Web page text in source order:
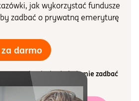
jak wykorzystać fundusze
zadbać o prywatną emeryturę
darmo darmowy ebook
ebook aby świadomie zadbać